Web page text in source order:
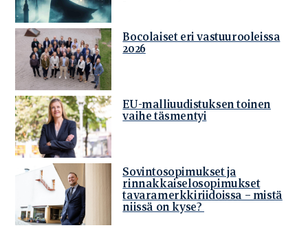
Bocolaiset eri vastuurooleissa
2026
EU-malliuudistuksen toinen
vaihe täsmentyi
Sovintosopimukset ja
rinnakkaiselosopimukset
tavaramerkkiriidoissa – mistä
niissä on kyse?